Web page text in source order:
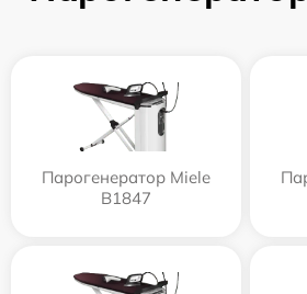
Парогенератор Miele
B1847